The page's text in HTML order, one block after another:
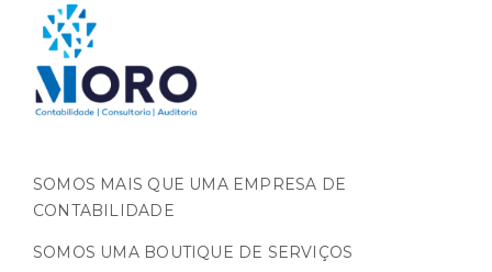
SOMOS MAIS QUE UMA EMPRESA DE
CONTABILIDADE
SOMOS UMA BOUTIQUE DE SERVIÇOS